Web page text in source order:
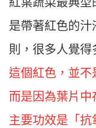
是帶著紅色的
則，很多人覺
這個紅色，並不
而是因為葉片
主要功效是「抗